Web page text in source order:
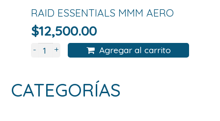
RAID ESSENTIALS MMM AERO
$12,500.00
- + Agregar al carrito
CATEGORÍAS